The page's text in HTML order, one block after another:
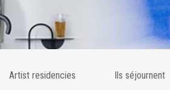
Artist residencies Ils séjournent